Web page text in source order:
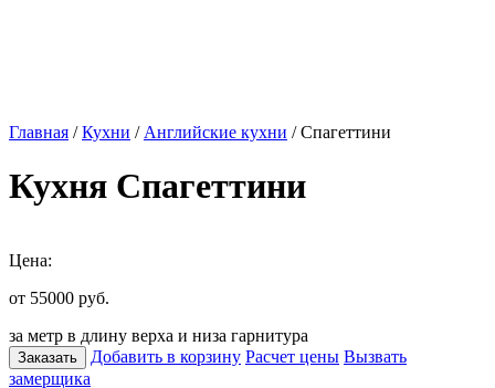
Главная /Кухни / Английские кухни / Спагеттини
Кухня Спагеттини
Цена:
от 55000 руб.
за метр в длину верха и низа гарнитура
Заказать Добавить в корзину Расчет цены Вызвать
замерщика